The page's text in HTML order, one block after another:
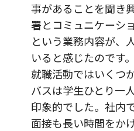
事があることを聞き
署とコミュニケーシ
という業務内容が、
いると感じたのです。
就職活動ではいくつ
バスは学生ひとり一
印象的でした。社内
面接も長い時間をか